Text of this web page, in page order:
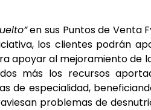
en sus Puntos de Venta
los clientes podrán
apoyar al mejoramiento de
más los recursos
de especialidad,
problemas de